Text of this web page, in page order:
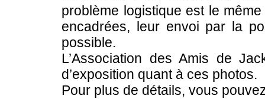
problème logistique est le
encadrées, leur envoi par la
possible.
L’Association des Amis de
d’exposition quant à ces photos.
Pour plus de détails, vous